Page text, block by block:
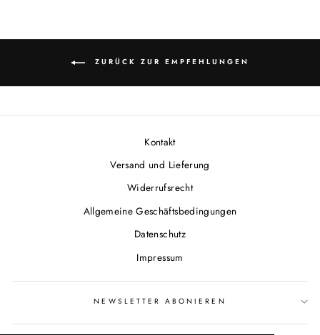
ZURÜCK ZUR EMPFEHLUNGEN
Kontakt
Versand und Lieferung
Widerrufsrecht
Allgemeine Geschäftsbedingungen
Datenschutz
Impressum
NEWSLETTER ABONIEREN